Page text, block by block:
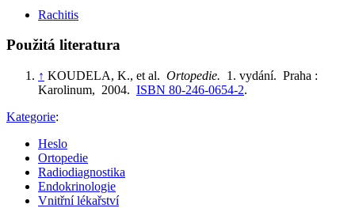
Rachitis
Použitá literatura
↑ KOUDELA, K., et al. Ortopedie. 1. vydání. Praha :
Karolinum, 2004. ISBN 80-246-0654-2.
Kategorie:
Heslo
Ortopedie
Radiodiagnostika
Endokrinologie
Vnitřní lékařství